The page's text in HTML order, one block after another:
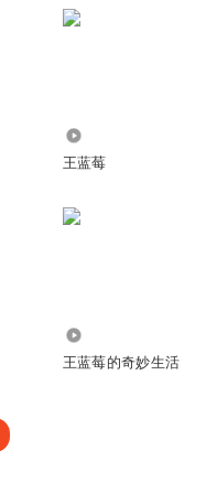
王蓝莓
王蓝莓的奇妙生活